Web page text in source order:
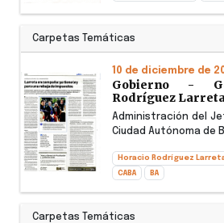
Carpetas Temáticas
10 de diciembre de
Gobierno -
Rodríguez Larreta
Administración del
Ciudad Autónoma de
Horacio Rodríguez
CABA BA
Carpetas Temáticas